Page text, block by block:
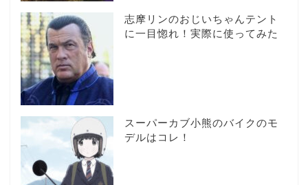
志摩リンのおじいちゃんテント
に一目惚れ！実際に使ってみた
スーパーカブ小熊のバイクのモ
デルはコレ！